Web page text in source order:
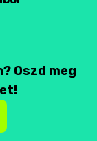
Oszd meg